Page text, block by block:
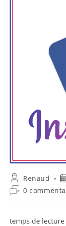
Auteur/autrice
de
la
Renaud
Commentaires
publication :
0
temps de lecture